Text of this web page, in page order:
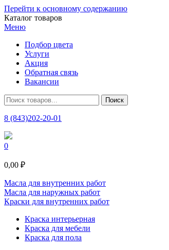
Перейти к основному содержанию
Каталог товаров
Меню
Подбор цвета
Услуги
Акция
Обратная связь
Вакансии
8 (843)202-20-01
0
0,00 ₽
Масла для внутренних работ
Масла для наружных работ
Краски для внутренних работ
Краска интерьерная
Краска для мебели
Краска для пола